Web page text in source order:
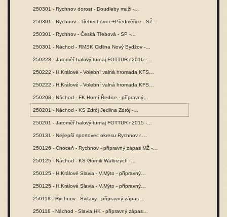
250301 - Rychnov dorost - Doudleby muži -…
250301 - Rychnov - Třebechovice+Předměřice - SŽ…
250301 - Rychnov - Česká Třebová - SP -…
250301 - Náchod - RMSK Cidlina Nový Bydžov -…
250223 - Jaroměř halový turnaj FOTTUR r.2016 -…
250222 - H.Králové - Volební valná hromada KFS…
250222 - H.Králové - Volební valná hromada KFS…
250208 - Náchod - FK Horní Ředice - přípravný…
250201 - Náchod - KS Zdrój Jedlina Zdrój -…
250201 - Jaroměř halový turnaj FOTTUR r.2015 -…
250131 - Nejlepší sportovec okresu Rychnov r.…
250126 - Choceň - Rychnov - přípravný zápas MŽ -…
250125 - Náchod - KS Górnik Walbrzych -…
250125 - H.Králové Slavia - V.Mýto - přípravný…
250125 - H.Králové Slavia - V.Mýto - přípravný…
250118 - Rychnov - Svitavy - přípravný zápas…
250118 - Náchod - Slavia HK - přípravný zápas…